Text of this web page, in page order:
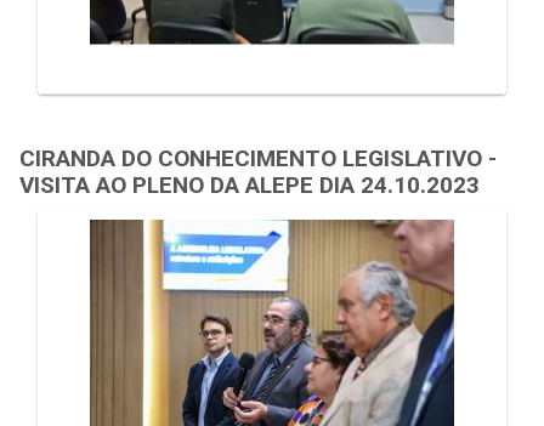
CIRANDA DO CONHECIMENTO LEGISLATIVO -
VISITA AO PLENO DA ALEPE DIA 24.10.2023
Galeria de Mídias